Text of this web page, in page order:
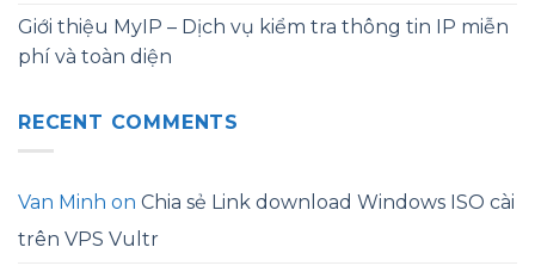
Giới thiệu MyIP – Dịch vụ kiểm tra thông tin IP miễn
phí và toàn diện
RECENT COMMENTS
Van Minh on Chia sẻ Link download Windows ISO cài
trên VPS Vultr